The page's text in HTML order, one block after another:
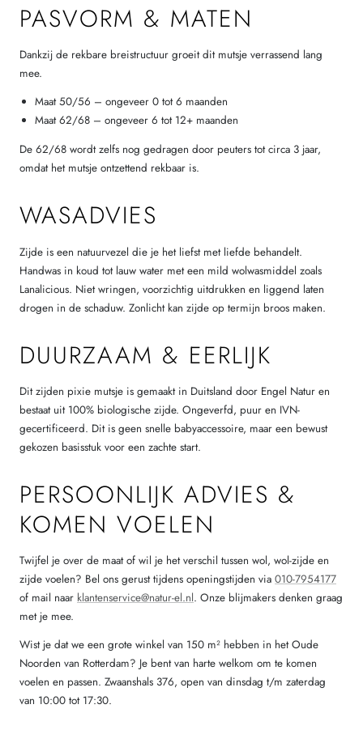
PASVORM & MATEN
Dankzij de rekbare breistructuur groeit dit mutsje verrassend lang
mee.
Maat 50/56 – ongeveer 0 tot 6 maanden
Maat 62/68 – ongeveer 6 tot 12+ maanden
De 62/68 wordt zelfs nog gedragen door peuters tot circa 3 jaar,
omdat het mutsje ontzettend rekbaar is.
WASADVIES
Zijde is een natuurvezel die je het liefst met liefde behandelt.
Handwas in koud tot lauw water met een mild wolwasmiddel zoals
Lanalicious. Niet wringen, voorzichtig uitdrukken en liggend laten
drogen in de schaduw. Zonlicht kan zijde op termijn broos maken.
DUURZAAM & EERLIJK
Dit zijden pixie mutsje is gemaakt in Duitsland door Engel Natur en
bestaat uit 100% biologische zijde. Ongeverfd, puur en IVN-
gecertificeerd. Dit is geen snelle babyaccessoire, maar een bewust
gekozen basisstuk voor een zachte start.
PERSOONLIJK ADVIES &
KOMEN VOELEN
Twijfel je over de maat of wil je het verschil tussen wol, wol-zijde en
zijde voelen? Bel ons gerust tijdens openingstijden via 010-7954177
of mail naar klantenservice@natur-el.nl. Onze blijmakers denken graag
met je mee.
Wist je dat we een grote winkel van 150 m² hebben in het Oude
Noorden van Rotterdam? Je bent van harte welkom om te komen
voelen en passen. Zwaanshals 376, open van dinsdag t/m zaterdag
van 10:00 tot 17:30.